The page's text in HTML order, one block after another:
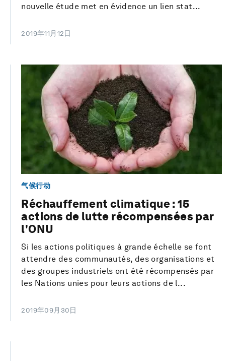
nouvelle étude met en évidence un lien stat...
2019年11月12日
气候行动
Réchauffement climatique : 15
actions de lutte récompensées par
l'ONU
Si les actions politiques à grande échelle se font
attendre des communautés, des organisations et
des groupes industriels ont été récompensés par
les Nations unies pour leurs actions de l...
2019年09月30日